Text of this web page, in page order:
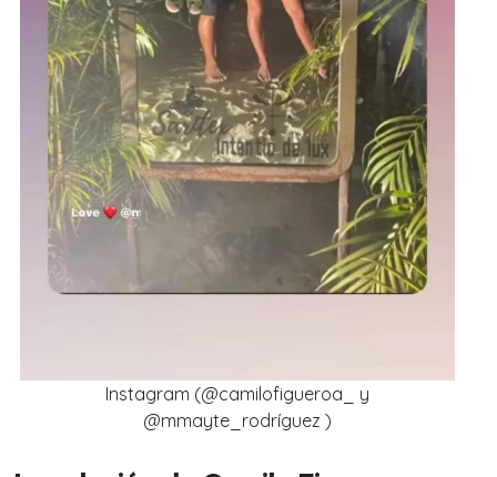
Instagram (@camilofigueroa_ y
@mmayte_rodríguez )